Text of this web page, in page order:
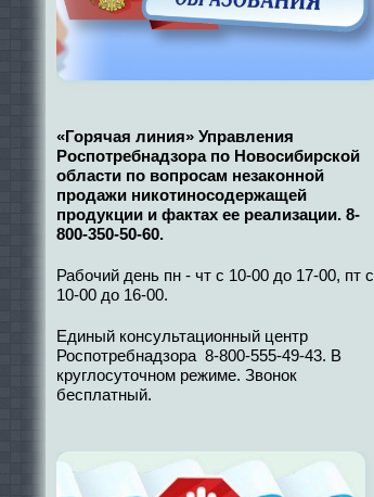
«Горячая линия» Управления
Роспотребнадзора по Новосибирской
области по вопросам незаконной
продажи никотиносодержащей
продукции и фактах ее реализации. 8-
800-350-50-60.
Рабочий день пн - чт с 10-00 до 17-00, пт с
10-00 до 16-00.
Единый консультационный центр
Роспотребнадзора 8-800-555-49-43. В
круглосуточном режиме. Звонок
бесплатный.